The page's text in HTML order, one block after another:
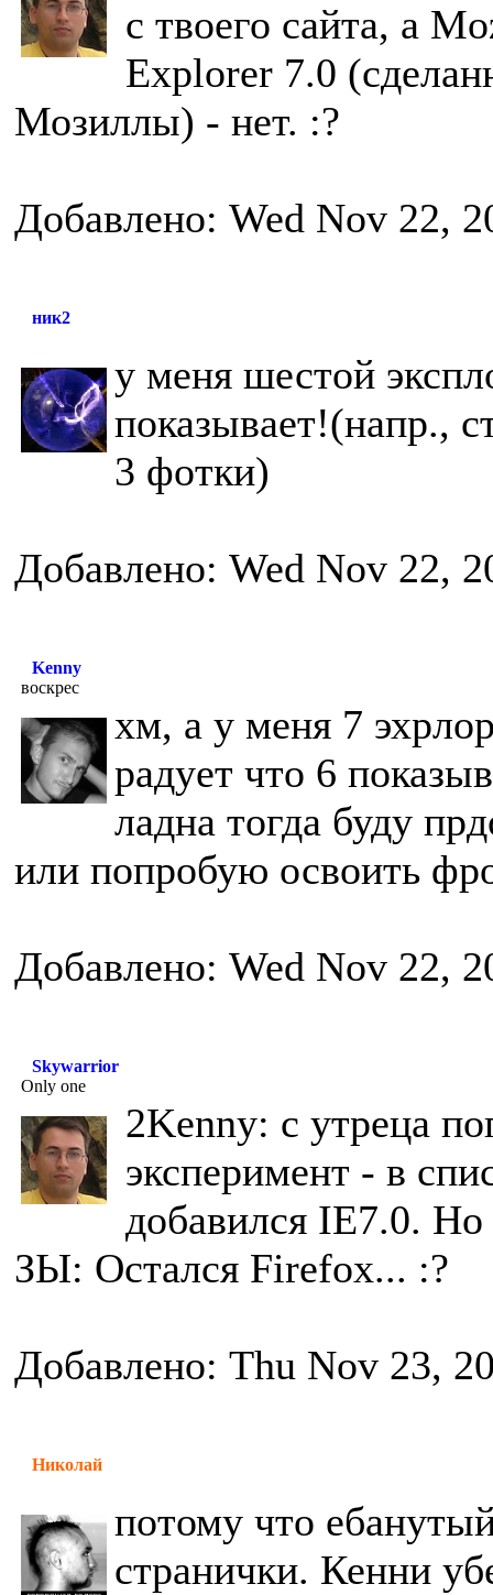
с твоего сайта, а
Explorer 7.0
Мозиллы) - нет. :?
Добавлено: Wed Nov 22,
ник2
у меня шестой
показывает!(напр.,
3 фотки)
Добавлено: Wed Nov 22,
Kenny
воскрес
хм, а у меня 7
радует что 6
ладна тогда буду
или попробую освоить
Добавлено: Wed Nov 22,
Skywarrior
Only one
2Kenny: с утреца
эксперимент - в
добавился IE7.0.
ЗЫ: Остался Firefox... :?
Добавлено: Thu Nov 23,
Николай
потому что
странички. Кенни